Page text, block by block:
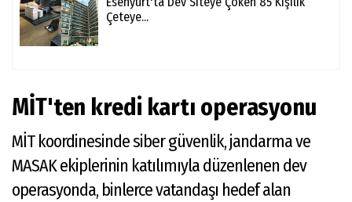
Çeteye...
MİT'ten kredi kartı operasyonu
MİT koordinesinde siber güvenlik, jandarma ve
MASAK ekiplerinin katılımıyla düzenlenen dev
operasyonda, binlerce vatandaşı hedef alan